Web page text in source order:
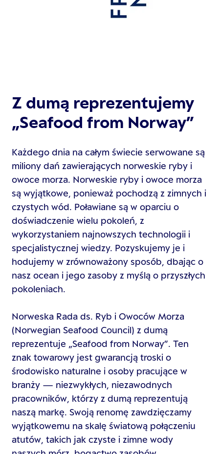
Z dumą reprezentujemy
„Seafood from Norway”
Każdego dnia na całym świecie serwowane są
miliony dań zawierających norweskie ryby i
owoce morza. Norweskie ryby i owoce morza
są wyjątkowe, ponieważ pochodzą z zimnych i
czystych wód. Poławiane są w oparciu o
doświadczenie wielu pokoleń, z
wykorzystaniem najnowszych technologii i
specjalistycznej wiedzy. Pozyskujemy je i
hodujemy w zrównoważony sposób, dbając o
nasz ocean i jego zasoby z myślą o przyszłych
pokoleniach.
Norweska Rada ds. Ryb i Owoców Morza
(Norwegian Seafood Council) z dumą
reprezentuje „Seafood from Norway”. Ten
znak towarowy jest gwarancją troski o
środowisko naturalne i osoby pracujące w
branży — niezwykłych, niezawodnych
pracowników, którzy z dumą reprezentują
naszą markę. Swoją renomę zawdzięczamy
wyjątkowemu na skalę światową połączeniu
atutów, takich jak czyste i zimne wody